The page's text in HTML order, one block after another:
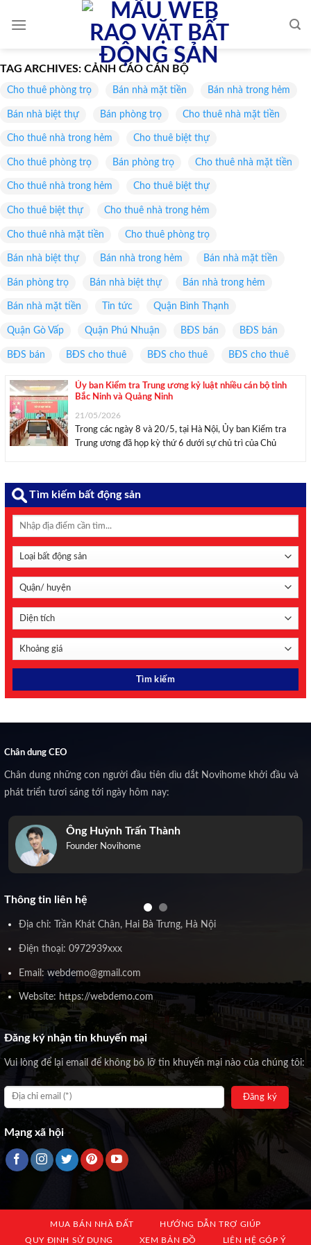
TAG ARCHIVES: CẢNH CÁO CÁN BỘ
Cho thuê phòng trọ Bán nhà mặt tiền Bán nhà trong hẻm
Bán nhà biệt thự Bán phòng trọ Cho thuê nhà mặt tiền
Cho thuê nhà trong hẻm Cho thuê biệt thự
Cho thuê phòng trọ Bán phòng trọ Cho thuê nhà mặt tiền
Cho thuê nhà trong hẻm Cho thuê biệt thự
Cho thuê biệt thự Cho thuê nhà trong hẻm
Cho thuê nhà mặt tiền Cho thuê phòng trọ
Bán nhà biệt thự Bán nhà trong hẻm Bán nhà mặt tiền
Bán phòng trọ Bán nhà biệt thự Bán nhà trong hẻm
Bán nhà mặt tiền Tin tức Quận Bình Thạnh
Quận Gò Vấp Quận Phú Nhuận BĐS bán BĐS bán
BĐS bán BĐS cho thuê BĐS cho thuê BĐS cho thuê
Ủy ban Kiểm tra Trung ương kỷ luật nhiều cán bộ tỉnh
Bắc Ninh và Quảng Ninh
21/05/2026
Trong các ngày 8 và 20/5, tại Hà Nội, Ủy ban Kiểm tra
Trung ương đã họp kỳ thứ 6 dưới sự chủ trì của Chủ
Tìm kiếm bất động sản
Chân dung CEO
Chân dung những con người đầu tiên dìu dắt Novihome khởi đầu và
phát triển tươi sáng tới ngày hôm nay:
Ông Huỳnh Trấn Thành
Founder Novihome
Thông tin liên hệ
Địa chỉ: Trần Khát Chân, Hai Bà Trưng, Hà Nội
Điện thoại: 0972939xxx
Email: webdemo@gmail.com
Website: https://webdemo.com
Đăng ký nhận tin khuyến mại
Vui lòng để lại email để không bỏ lỡ tin khuyến mại nào của chúng tôi:
Mạng xã hội
MUA BÁN NHÀ ĐẤT
HƯỚNG DẪN TRỢ GIÚP
QUY ĐỊNH SỬ DỤNG
XEM BẢN ĐỒ LIÊN HỆ GÓP Ý